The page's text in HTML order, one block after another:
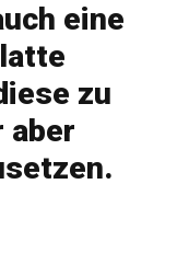
eine
zu
aber